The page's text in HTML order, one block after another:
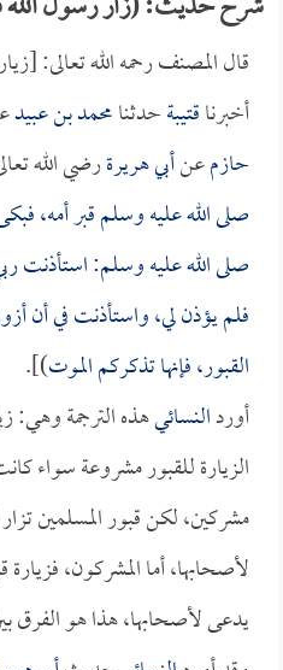
قال المصنف رحمه الله تعالى:
أخبرناقتيبةحدثنامحمد بن عبيد
حازمعنأبي هريرةرضي الله
صلى الله عليه وسلم قبر أمه،
صلى الله عليه وسلم: استأذنت
فلم يؤذن لي، واستأذنت في أن
القبور، فإنها تذكركم الموت)].
أوردالنسائيهذه الترجمة وهي:
الزيارة للقبور مشروعة سواء
مشركين، لكن قبور المسلمين
لأصحابها، أما المشركون،
يدعى لأصحابها، هذا هو الفرق